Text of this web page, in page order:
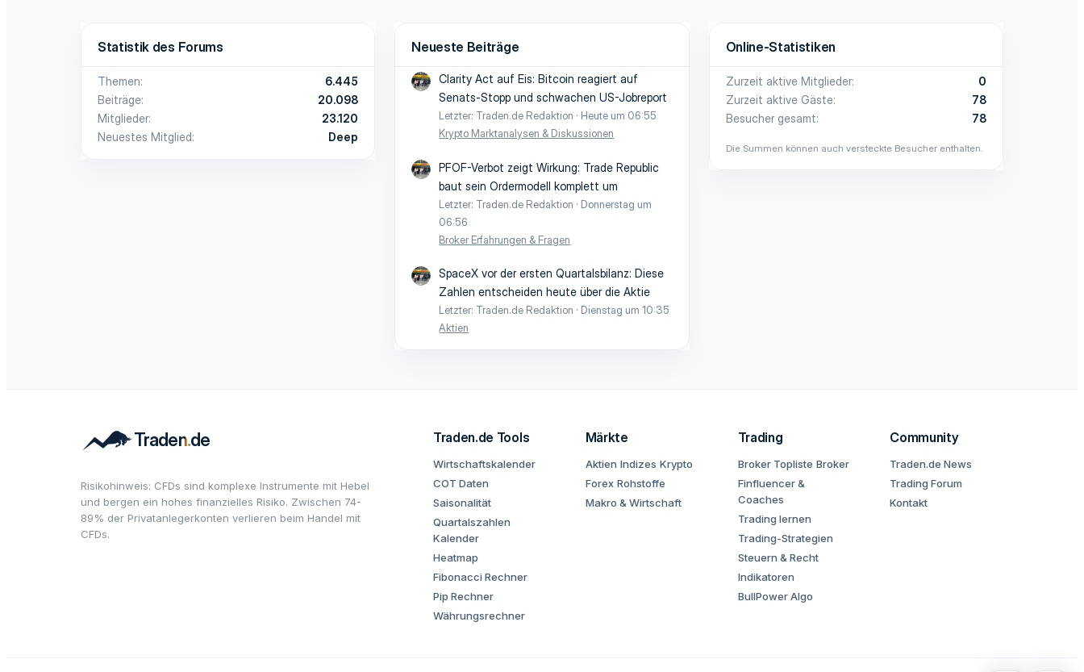
Statistik des Forums
Themen
6.445
Beiträge
20.098
Mitglieder
23.120
Neuestes Mitglied
Deep
Neueste Beiträge
Clarity Act auf Eis: Bitcoin reagiert auf
Senats-Stopp und schwachen US-Jobreport
Letzter: Traden.de Redaktion
Heute um 06:55
Krypto Marktanalysen & Diskussionen
PFOF-Verbot zeigt Wirkung: Trade Republic
baut sein Ordermodell komplett um
Letzter: Traden.de Redaktion
Donnerstag um
06:56
Broker Erfahrungen & Fragen
SpaceX vor der ersten Quartalsbilanz: Diese
Zahlen entscheiden heute über die Aktie
Letzter: Traden.de Redaktion
Dienstag um 10:35
Aktien
Online-Statistiken
Zurzeit aktive Mitglieder
0
Zurzeit aktive Gäste
78
Besucher gesamt
78
Die Summen können auch versteckte Besucher enthalten.
Risikohinweis: CFDs sind komplexe Instrumente mit Hebel
und bergen ein hohes finanzielles Risiko. Zwischen 74-
89% der Privatanlegerkonten verlieren beim Handel mit
CFDs.
Traden.de Tools
Wirtschaftskalender
COT Daten
Saisonalität
Quartalszahlen
Kalender
Heatmap
Fibonacci Rechner
Pip Rechner
Währungsrechner
Märkte
Aktien Indizes Krypto
Forex Rohstoffe
Makro & Wirtschaft
Trading
Broker Topliste Broker
Finfluencer &
Coaches
Trading lernen
Trading-Strategien
Steuern & Recht
Indikatoren
BullPower Algo
Community
Traden.de News
Trading Forum
Kontakt